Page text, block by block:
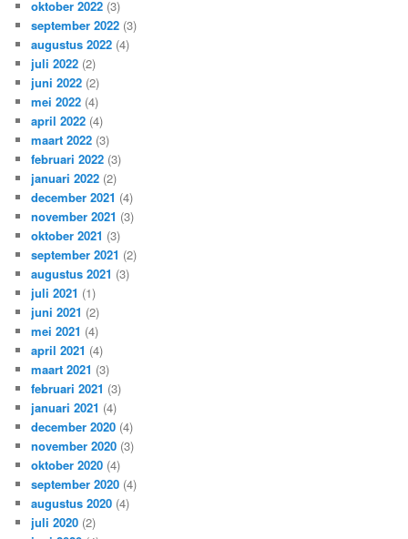
oktober 2022 (3)
september 2022 (3)
augustus 2022 (4)
juli 2022 (2)
juni 2022 (2)
mei 2022 (4)
april 2022 (4)
maart 2022 (3)
februari 2022 (3)
januari 2022 (2)
december 2021 (4)
november 2021 (3)
oktober 2021 (3)
september 2021 (2)
augustus 2021 (3)
juli 2021 (1)
juni 2021 (2)
mei 2021 (4)
april 2021 (4)
maart 2021 (3)
februari 2021 (3)
januari 2021 (4)
december 2020 (4)
november 2020 (3)
oktober 2020 (4)
september 2020 (4)
augustus 2020 (4)
juli 2020 (2)